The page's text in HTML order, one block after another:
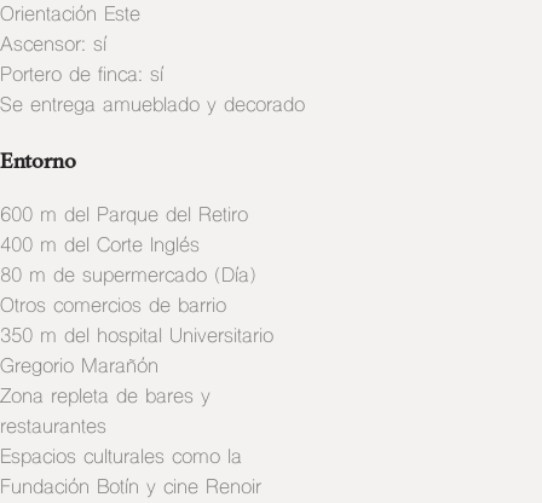
Orientación Este
Ascensor: sí
Portero de finca: sí
Se entrega amueblado y decorado
Entorno
600 m del Parque del Retiro
400 m del Corte Inglés
80 m de supermercado (Día)
Otros comercios de barrio
350 m del hospital Universitario
Gregorio Marañón
Zona repleta de bares y
restaurantes
Espacios culturales como la
Fundación Botín y cine Renoir